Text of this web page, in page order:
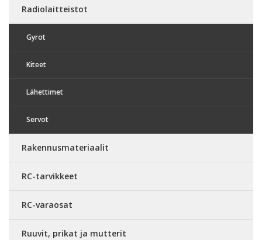
Radiolaitteistot
Gyrot
Kiteet
Lähettimet
Servot
Rakennusmateriaalit
RC-tarvikkeet
RC-varaosat
Ruuvit, prikat ja mutterit